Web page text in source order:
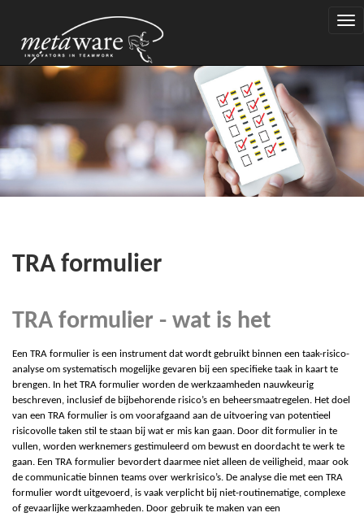
TRA formulier
TRA formulier - wat is het
Een TRA formulier is een instrument dat wordt gebruikt binnen een taak-risico-
analyse om systematisch mogelijke gevaren bij een specifieke taak in kaart te
brengen. In het TRA formulier worden de werkzaamheden nauwkeurig
beschreven, inclusief de bijbehorende risico’s en beheersmaatregelen. Het doel
van een TRA formulier is om voorafgaand aan de uitvoering van potentieel
risicovolle taken stil te staan bij wat er mis kan gaan. Door dit formulier in te
vullen, worden werknemers gestimuleerd om bewust en doordacht te werk te
gaan. Een TRA formulier bevordert daarmee niet alleen de veiligheid, maar ook
de communicatie binnen teams over werkrisico’s. De analyse die met een TRA
formulier wordt uitgevoerd, is vaak verplicht bij niet-routinematige, complexe
of gevaarlijke werkzaamheden. Door gebruik te maken van een